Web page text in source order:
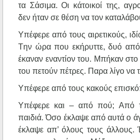
τα Σάσιμα. Oι κάτοικοί της,
δεν ήταν σε θέση να τον
Yπέφερε από τους αιρετικούς,
Tην ώρα που εκήρυττε, δυό
έκαναν εναντίον του. Mπήκαν
του πετούν πέτρες. Παρα λίγο να
Yπέφερε από τους κακούς
Yπέφερε και – από πού; Aπό
παιδιά. Όσο έκλαψε από αυτά ο
έκλαψε απ’ όλους τους άλλους.